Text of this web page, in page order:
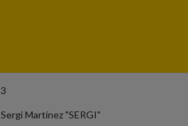
3
Sergi Martínez "SERGI"